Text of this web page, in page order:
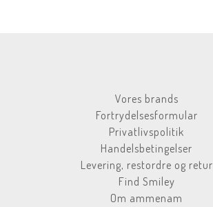
Vores brands
Fortrydelsesformular
Privatlivspolitik
Handelsbetingelser
Levering, restordre og retur
Find Smiley
Om ammenam